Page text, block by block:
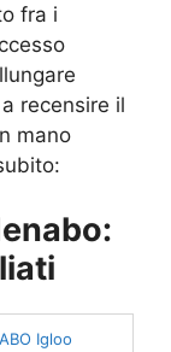
fra i
recensire il
mano
Igloo